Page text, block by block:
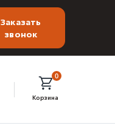
Заказать
звонок
Корзина
0